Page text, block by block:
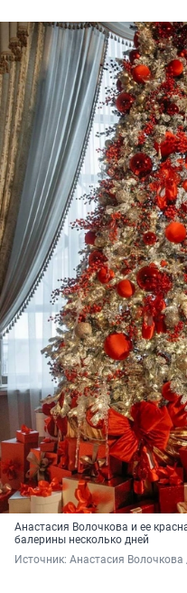
Анастасия Волочкова и ее
балерины несколько дней
Источник: Анастасия Волочкова